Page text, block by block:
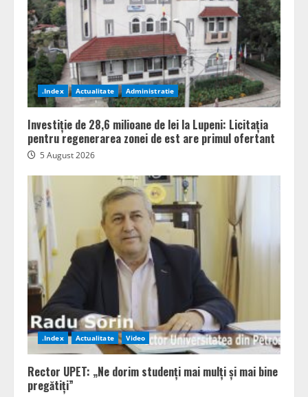
.Index Actualitate Administratie
Investiție de 28,6 milioane de lei la Lupeni: Licitația
pentru regenerarea zonei de est are primul ofertant
5 August 2026
.Index Actualitate Video
Rector UPET: „Ne dorim studenți mai mulți și mai bine
pregătiți”